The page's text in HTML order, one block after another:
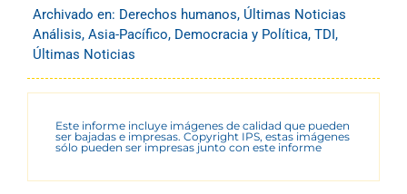
Archivado en: Derechos humanos, Últimas Noticias
Análisis, Asia-Pacífico, Democracia y Política, TDI ,
Últimas Noticias
Este informe incluye imágenes de calidad que pueden
ser bajadas e impresas. Copyright IPS, estas imágenes
sólo pueden ser impresas junto con este informe